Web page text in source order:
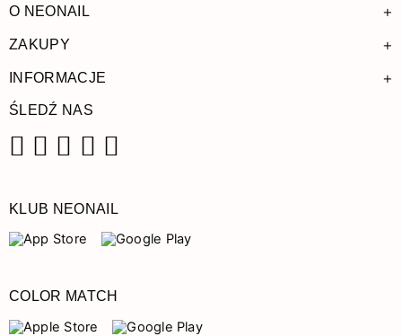
O NEONAIL +
ZAKUPY +
INFORMACJE +
ŚLEDŹ NAS
KLUB NEONAIL
COLOR MATCH